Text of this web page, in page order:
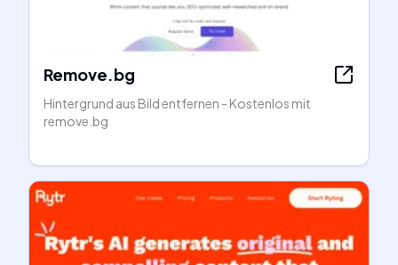
Remove.bg
Hintergrund aus Bild entfernen - Kostenlos mit
remove.bg